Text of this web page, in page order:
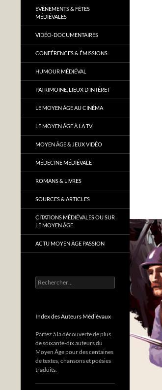
EVÈNEMENTS & FÊTES
MÉDIÉVALES
VIDÉO-DOCUMENTAIRES
CONFÉRENCES & ÉMISSIONS
HUMOUR MÉDIÉVAL
PATRIMOINE, LIEUX D’INTÉRÊT
LE MOYEN ÂGE AU CINÉMA
LE MOYEN ÂGE À LA TV
MOYEN ÂGE & JEUX VIDÉO
MÉDECINE MÉDIÉVALE
ROMANS & LIVRES
SOURCES & ARTICLES
CITATIONS MÉDIÉVALES OU SUR
LE MOYEN ÂGE
ACTU MOYEN ÂGE PASSION
Rechercher :
Index des Auteurs Médiévaux
Partez à la découverte de plus
de soixante-dix auteurs du
Moyen Âge pour des centaines
de textes, chansons et poésies
traduits.